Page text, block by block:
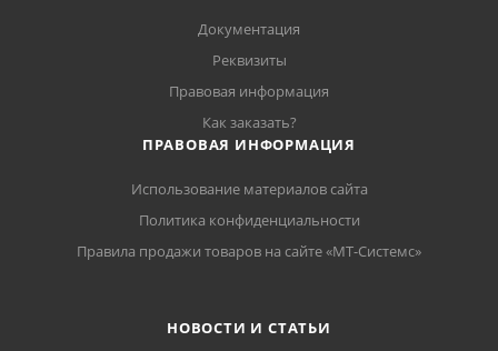
Документация
Реквизиты
Правовая информация
Как заказать?
ПРАВОВАЯ ИНФОРМАЦИЯ
Использование материалов сайта
Политика конфиденциальности
Правила продажи товаров на сайте «МТ-Системс»
НОВОСТИ И СТАТЬИ